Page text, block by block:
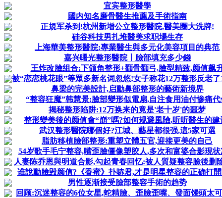
宜宾整形醫學
國内知名磨骨醫生推薦及手術指南
正規军杀到!杭州新增公立整形醫院,醫美圈大洗牌!
硅谷科技男扎堆醫美求职場生存
上海華美整形醫院:專業醫生與多元化美容項目的典范
嘉兴曙光整形醫院丨臉部填充多少錢
王炸改臉组合:下颌角整形+颧骨颧弓,臉型精致,颜值飙
被“恋恋桃花眼”等眾多新名词忽悠!女子称花12万整形反老了
鼻梁的完美設計,启動鼻部整形的藝術新境界
“整容狂魔”韩慧景:臉部變形似電扇,自注食用油付惨痛代
揭秘整形陷阱:12万换来的竟是'老十岁'的噩梦
整形變美後的颜值會“崩”嗎?如何规避風險,听听醫生的建
武汉整形醫院哪個好?江城、藝星都很强,這5家可選
脂肪移植臉部整形:重塑立體五官,迎接更美的自己
54岁歌手毛宁整容,嘴歪臉僵像塑胶人,多次和富婆合影現状
人妻陈乔恩與明道合影,勾起青春回忆:被人質疑整容臉後删
谁說動臉毁颜值?《香蜜》扑哧君,才是明星整容的正确打
男性逐渐接受臉部整容手術的趋势
回顾:沉迷整容的6位女星,蛇精臉、歪臉歪嘴、發面馒頭太